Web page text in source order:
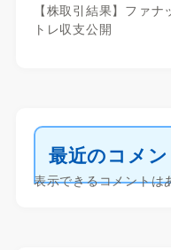
【株取引結果】ファ
トレ収支公開
最近のコメン
表示できるコメントは